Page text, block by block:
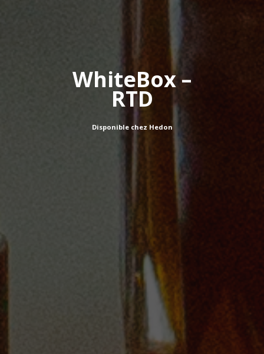
WhiteBox –
RTD
Disponible chez Hedon
Produits
Nos
Notre
Contact